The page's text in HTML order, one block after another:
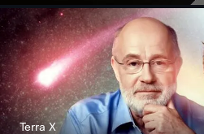
Terra X